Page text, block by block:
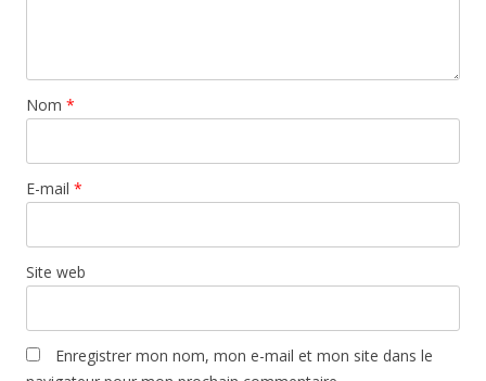
Nom *
E-mail *
Site web
Enregistrer mon nom, mon e-mail et mon site dans le